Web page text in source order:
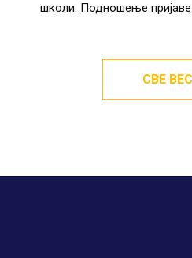
школи. Подношење пријаве
СВЕ